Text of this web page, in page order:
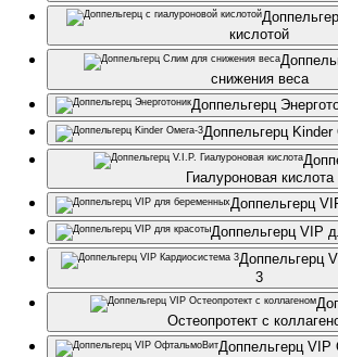
кислотой
снижения веса
Доппельгерц
Доппельгерц
Гиалуроновая кислота
Доппельгерц
Доппельгерц VIP
Доппельгерц
3
Остеопротект с
Доппельгерц